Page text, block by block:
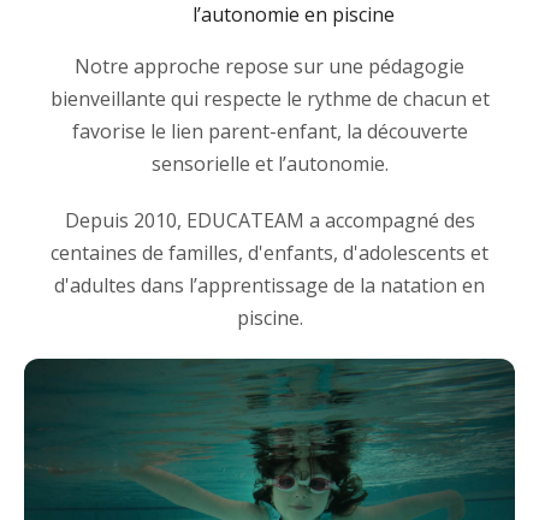
l’autonomie en piscine
Notre approche repose sur une pédagogie
bienveillante qui respecte le rythme de chacun et
favorise le lien parent-enfant, la découverte
sensorielle et l’autonomie.
Depuis 2010, EDUCATEAM a accompagné des
centaines de familles, d'enfants, d'adolescents et
d'adultes dans l’apprentissage de la natation en
piscine.